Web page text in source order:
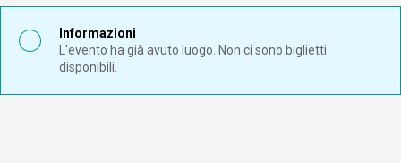
Informazioni
L'evento ha già avuto luogo. Non ci sono biglietti
disponibili.